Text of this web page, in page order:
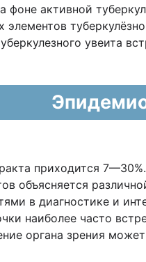
фоне активной
увеита
приходится
объясняется
в диагностике и
наиболее часто
органа зрения